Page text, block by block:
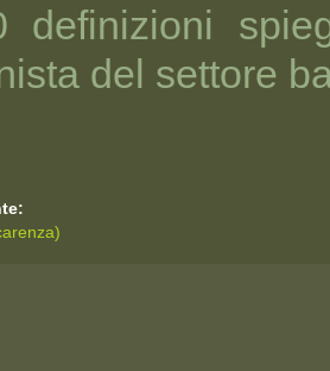
definizioni
del settore